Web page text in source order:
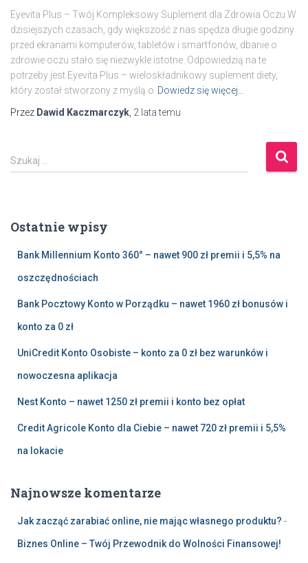
Eyevita Plus – Twój Kompleksowy Suplement dla Zdrowia Oczu W
dzisiejszych czasach, gdy większość z nas spędza długie godziny
przed ekranami komputerów, tabletów i smartfonów, dbanie o
zdrowie oczu stało się niezwykle istotne. Odpowiedzią na te
potrzeby jest Eyevita Plus – wieloskładnikowy suplement diety,
który został stworzony z myślą o Dowiedz się więcej…
Przez Dawid Kaczmarczyk 2 latatemu
S
z
j
Szukaj …
Ostatnie wpisy
Bank Millennium Konto 360° – nawet 900 zł premii i 5,5% na
oszczędnościach
Bank Pocztowy Konto w Porządku – nawet 1960 zł bonusów i
konto za 0 zł
UniCredit Konto Osobiste – konto za 0 zł bez warunków i
nowoczesna aplikacja
Nest Konto – nawet 1250 zł premii i konto bez opłat
Credit Agricole Konto dla Ciebie – nawet 720 zł premii i 5,5%
na lokacie
Najnowsze komentarze
Jak zacząć zarabiać online, nie mając własnego produktu? -
Biznes Online – Twój Przewodnik do Wolności Finansowej!